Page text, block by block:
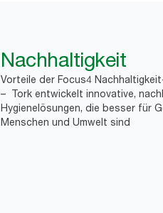
Nachhaltigkeit
Vorteile der Focus4
– Tork entwickelt innovative,
Hygienelösungen, die besser für
Menschen und Umwelt sind